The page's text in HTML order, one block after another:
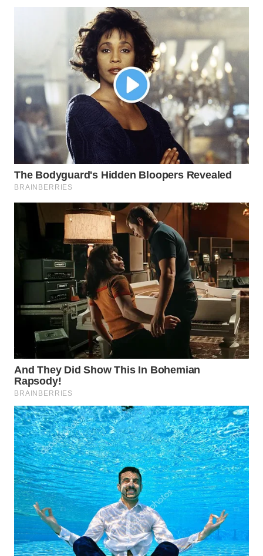
LPKKI
LKKI
KOPEKLIN
PORTAL
KONSUMEN
FORWAMKI
ALPERKLINAS
FORJASIDA
TAMBANG
NEWS
SITUNGIR
NEWS
SIDIKALANG
NEWS
SIBARAGAS
NEWS
METRO
SIANTAR
NEWS
METRO
MEDAN